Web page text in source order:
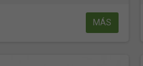
MÁS